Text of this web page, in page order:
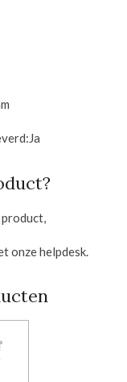
Ja
onze helpdesk.